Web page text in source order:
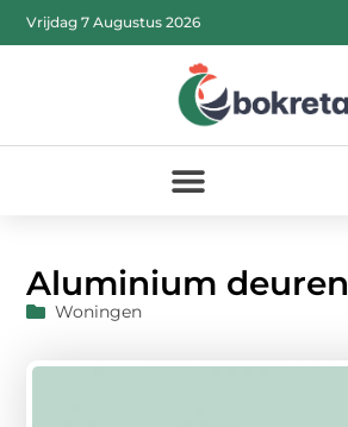
Vrijdag 7 Augustus 2026
Aluminium deuren
Woningen